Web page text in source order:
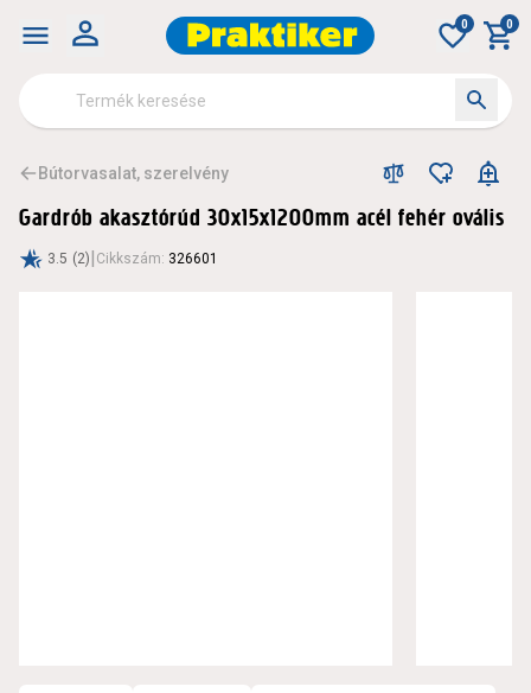
0 0
Bútorvasalat, szerelvény
Gardrób akasztórúd 30x15x1200mm acél fehér ovális
3.5 (2)| Cikkszám: 326601